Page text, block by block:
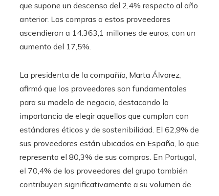
que supone un descenso del 2,4% respecto al año
anterior. Las compras a estos proveedores
ascendieron a 14.363,1 millones de euros, con un
aumento del 17,5%.
La presidenta de la compañía, Marta Álvarez,
afirmó que los proveedores son fundamentales
para su modelo de negocio, destacando la
importancia de elegir aquellos que cumplan con
estándares éticos y de sostenibilidad. El 62,9% de
sus proveedores están ubicados en España, lo que
representa el 80,3% de sus compras. En Portugal,
el 70,4% de los proveedores del grupo también
contribuyen significativamente a su volumen de